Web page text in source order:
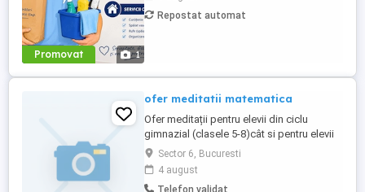
Promovat 1
treburi casnice; plimbarea câinilor. Sunt o
persoană serioasă, punctuală și de
Repostat automat
ofer meditatii matematica
Ofer meditații pentru elevii din ciclu
gimnazial (clasele 5-8)cât si pentru elevii
de liceu ( clasele 9-12). Fiecare ședință se
desfăsoara online, doar cu un singur elev!
Ea este construită in funcție de nevoile și
Sector 6, Bucuresti
4 august
Telefon validat